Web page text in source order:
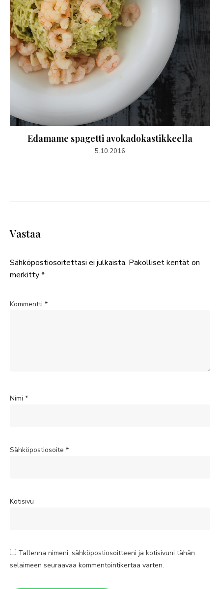
Edamame spagetti avokadokastikkeella
5.10.2016
Vastaa
Sähköpostiosoitettasi ei julkaista. Pakolliset kentät on
merkitty*
Kommentti *
Nimi *
Sähköpostiosoite *
Kotisivu
Tallenna nimeni, sähköpostiosoitteeni ja kotisivuni tähän
selaimeen seuraavaa kommentointikertaa varten.